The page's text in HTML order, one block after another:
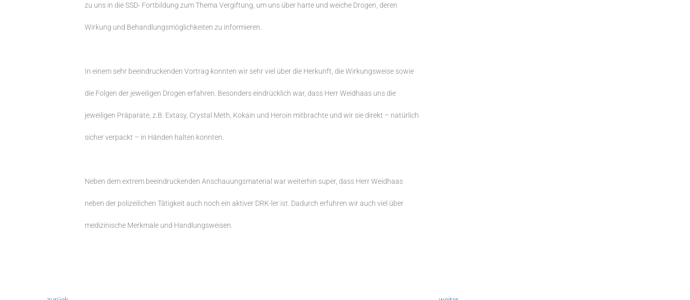
zu uns in die SSD- Fortbildung zum Thema Vergiftung, um uns über harte und weiche Drogen, deren
Wirkung und Behandlungsmöglichkeiten zu informieren.
In einem sehr beeindruckenden Vortrag konnten wir sehr viel über die Herkunft, die Wirkungsweise sowie
die Folgen der jeweiligen Drogen erfahren. Besonders eindrücklich war, dass Herr Weidhaas uns die
jeweiligen Präparate, z.B. Extasy, Crystal Meth, Kokain und Heroin mitbrachte und wir sie direkt – natürlich
sicher verpackt – in Händen halten konnten.
Neben dem extrem beeindruckenden Anschauungsmaterial war weiterhin super, dass Herr Weidhaas
neben der polizeilichen Tätigkeit auch noch ein aktiver DRK-ler ist. Dadurch erfuhren wir auch viel über
medizinische Merkmale und Handlungsweisen.